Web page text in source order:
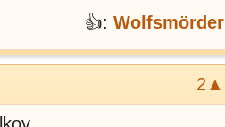
👍: Wolfsmörder
2▲